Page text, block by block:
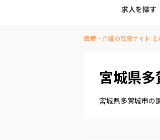
求人を探す
臨床検査技師
診療放射線技師
臨床工学技士
医療事務
調剤薬局事務
理学療法士
作業療法士
言語聴覚士
機能訓練指導員
視能訓練士
看護師
薬剤師
医療・介護の転職サイト【
宮城県
宮城県多賀城市の